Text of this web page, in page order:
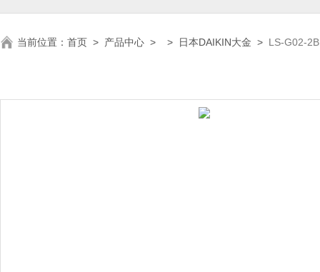
当前位置： 首页 > 产品中心 > > 日本DAIKIN大金 > LS-G02-